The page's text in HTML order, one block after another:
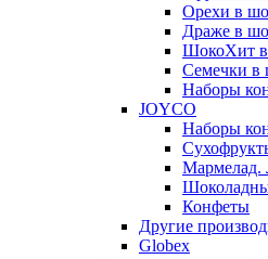
Орехи в
Драже в
ШокоХит в
Семечки в
Наборы
JOYCO
Наборы
Мармелад.
Конфеты
Другие
Globex